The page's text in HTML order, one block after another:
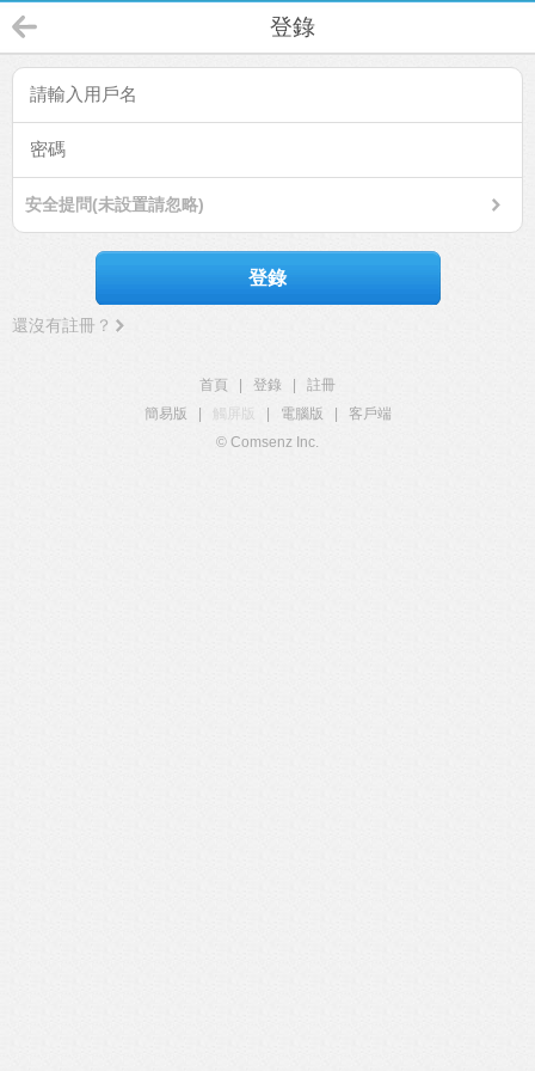
登錄
安全提問(未設置請忽略)
登錄
還沒有註冊？
首頁 登錄
註冊
簡易版
觸屏版 電腦版
客戶端
© Comsenz Inc.